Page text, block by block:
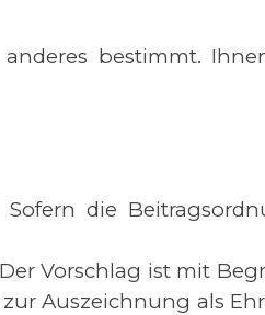
bestimmt.
die
Vorschlag ist mit
Auszeichnung als